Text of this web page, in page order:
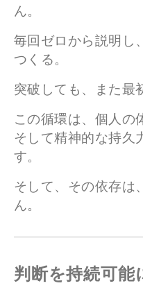
ん。
毎回ゼロから説明し
つくる。
突破しても、また最
この循環は、個人の
そして精神的な持久
す。
そして、その依存は
ん。
判断を持続可能